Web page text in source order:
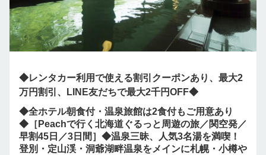
◆レンタカー利用で使える割引クーポンあり、最大2
万円割引、LINE友だちで最大2千円OFF◆
◆全ホテル朝食付・温泉旅館は2食付もご用意あり
◆［Peachで行く北海道ぐるっと周遊の旅／関空発／
早割45日／3日間］◆温泉三昧、人気3名湯を満喫！
登別・定山渓・洞爺湖畔温泉をメインに札幌・小樽や